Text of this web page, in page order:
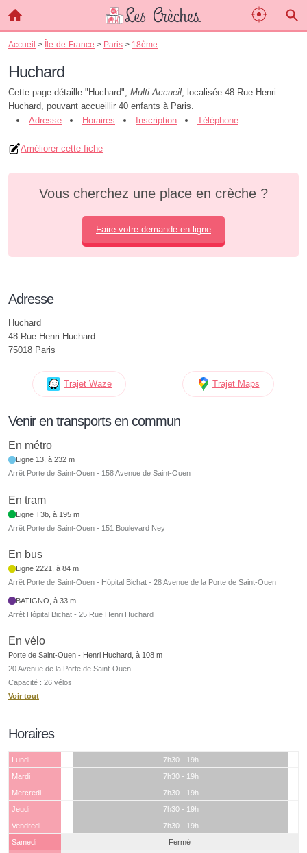
Accueil > Île-de-France > Paris > 18ème
Huchard
Cette page détaille "Huchard", Multi-Accueil, localisée 48 Rue Henri
Huchard, pouvant accueillir 40 enfants à Paris.
Adresse
Horaires Inscription Téléphone
Améliorer cette fiche
Vous cherchez une place en crèche ?
Faire votre demande en ligne
Adresse
Huchard
48 Rue Henri Huchard
75018 Paris
Trajet Waze Trajet Maps
Venir en transports en commun
En métro
Ligne 13, à 232 m
Arrêt Porte de Saint-Ouen - 158 Avenue de Saint-Ouen
En tram
Ligne T3b, à 195 m
Arrêt Porte de Saint-Ouen - 151 Boulevard Ney
En bus
Ligne 2221, à 84 m
Arrêt Porte de Saint-Ouen - Hôpital Bichat - 28 Avenue de la Porte de Saint-Ouen
BATIGNO, à 33 m
Arrêt Hôpital Bichat - 25 Rue Henri Huchard
En vélo
Porte de Saint-Ouen - Henri Huchard, à 108 m
20 Avenue de la Porte de Saint-Ouen
Capacité : 26 vélos
Voir tout
Horaires
Lundi
7h30 - 19h
Mardi
7h30 - 19h
Mercredi
7h30 - 19h
Jeudi
7h30 - 19h
Vendredi
7h30 - 19h
Samedi
Fermé